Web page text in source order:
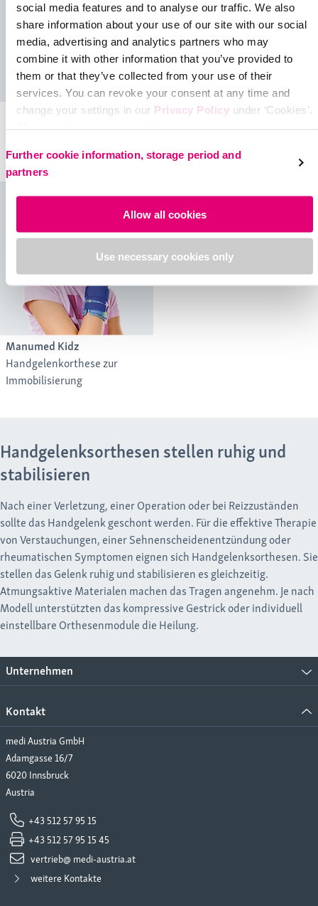
social media features and to analyse our traffic. We also
share information about your use of our site with our social
media, advertising and analytics partners who may
combine it with other information that you’ve provided to
them or that they’ve collected from your use of their
services. You can revoke your consent at any time and
change your settings in our Privacy Policy under ‘Cookies’.
Further cookie information, storage period and
partners
Allow all cookies
Use necessary cookies only
Handgelenkorthese mit
Fingerfixierung
Manumed® RFX
Immobilisierung
Manumed Kidz
Handgelenkorthese zur
Immobilisierung
Handgelenksorthesen stellen ruhig und
stabilisieren
Nach einer Verletzung, einer Operation oder bei Reizzuständen
sollte das Handgelenk geschont werden. Für die effektive Therapie
von Verstauchungen, einer Sehnenscheidenentzündung oder
rheumatischen Symptomen eignen sich Handgelenksorthesen. Sie
stellen das Gelenk ruhig und stabilisieren es gleichzeitig.
Atmungsaktive Materialen machen das Tragen angenehm. Je nach
Modell unterstützten das kompressive Gestrick oder individuell
einstellbare Orthesenmodule die Heilung.
Unternehmen
Kontakt
medi Austria GmbH
Adamgasse 16/7
6020 Innsbruck
Austria
+43 512 57 95 15
+43 512 57 95 15 45
vertrieb@ medi-austria.at
weitere Kontakte